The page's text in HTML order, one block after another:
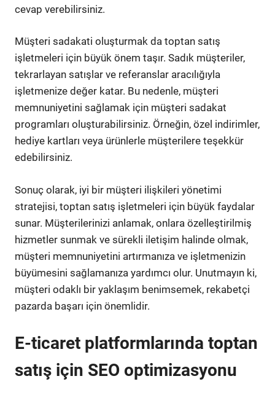
cevap verebilirsiniz.
Müşteri sadakati oluşturmak da toptan satış
işletmeleri için büyük önem taşır. Sadık müşteriler,
tekrarlayan satışlar ve referanslar aracılığıyla
işletmenize değer katar. Bu nedenle, müşteri
memnuniyetini sağlamak için müşteri sadakat
programları oluşturabilirsiniz. Örneğin, özel indirimler,
hediye kartları veya ürünlerle müşterilere teşekkür
edebilirsiniz.
Sonuç olarak, iyi bir müşteri ilişkileri yönetimi
stratejisi, toptan satış işletmeleri için büyük faydalar
sunar. Müşterilerinizi anlamak, onlara özelleştirilmiş
hizmetler sunmak ve sürekli iletişim halinde olmak,
müşteri memnuniyetini artırmanıza ve işletmenizin
büyümesini sağlamanıza yardımcı olur. Unutmayın ki,
müşteri odaklı bir yaklaşım benimsemek, rekabetçi
pazarda başarı için önemlidir.
E-ticaret platformlarında toptan
satış için SEO optimizasyonu